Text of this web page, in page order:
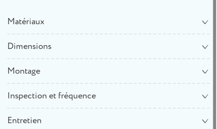
Matériaux
Dimensions
Montage
Inspection et fréquence
Entretien